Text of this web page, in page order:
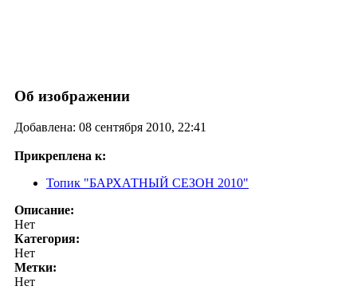
Об изображении
Добавлена: 08 сентября 2010, 22:41
Прикреплена к:
Топик "БАРХАТНЫЙ СЕЗОН 2010"
Описание:
Нет
Категория:
Нет
Метки:
Нет